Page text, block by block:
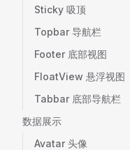
Sticky 吸顶
Topbar 导航栏
Footer 底部视图
FloatView 悬浮视图
Tabbar 底部导航栏
数据展示
Avatar 头像